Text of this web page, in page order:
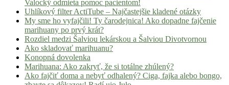
Valocký odmieta pomoc pacientom!
Uhlíkový filter ActiTube – Najčastejšie kladené otázky
My sme ho vyfajčili! Ty čarodejnica! Ako dopadne fajčenie
marihuany po prvý krát?
Rozdiel medzi Šalviou lekárskou a Šalviou Divotvornou
Ako skladovať marihuanu?
Konopná dovolenka
Marihuana: Ako zakryť, že si totálne zhúlený?
Ako fajčiť doma a nebyť odhalený? Ciga, fajka alebo bongo,